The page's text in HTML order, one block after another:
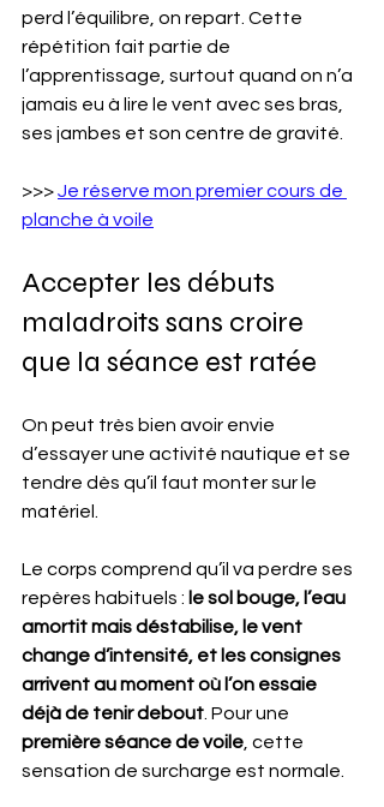
perd l’équilibre, on repart. Cette
répétition fait partie de
l’apprentissage, surtout quand on n’a
jamais eu à lire le vent avec ses bras,
ses jambes et son centre de gravité.
>>> Je réserve mon premier cours de
planche à voile
Accepter les débuts
maladroits sans croire
que la séance est ratée
On peut très bien avoir envie
d’essayer une activité nautique et se
tendre dès qu’il faut monter sur le
matériel.
Le corps comprend qu’il va perdre ses
repères habituels : le sol bouge, l’eau
amortit mais déstabilise, le vent
change d’intensité, et les consignes
arrivent au moment où l’on essaie
déjà de tenir debout . Pour une
première séance de voile , cette
sensation de surcharge est normale.